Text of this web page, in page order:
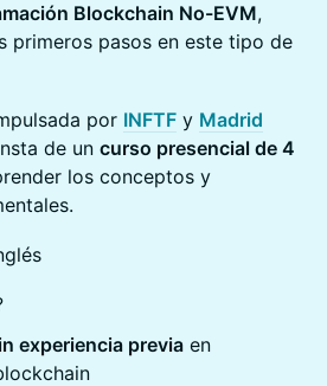
Blockchain No-EVM,
primeros pasos en este tipo de
por INFTF y Madrid
de un curso presencial de 4
los conceptos y
experiencia previa en